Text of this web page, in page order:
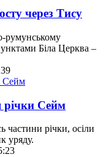
через Тису
румунському
Біла Церква –
річки Сейм
частини річки, осіли
уряду.